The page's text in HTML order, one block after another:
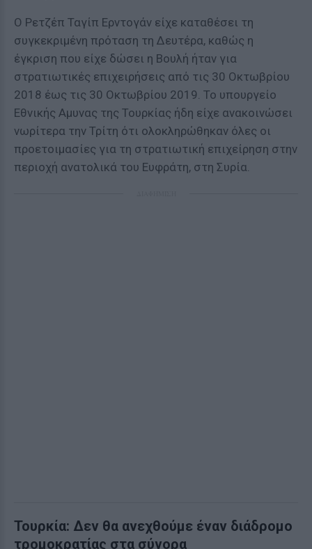
Ο Ρετζέπ Ταγίπ Ερντογάν είχε καταθέσει τη
συγκεκριμένη πρόταση τη Δευτέρα, καθώς η
έγκριση που είχε δώσει η Βουλή ήταν για
στρατιωτικές επιχειρήσεις από τις 30 Οκτωβρίου
2018 έως τις 30 Οκτωβρίου 2019. Το υπουργείο
Εθνικής Αμυνας της Τουρκίας ήδη είχε ανακοινώσει
νωρίτερα την Τρίτη ότι ολοκληρώθηκαν όλες οι
προετοιμασίες για τη στρατιωτική επιχείρηση στην
περιοχή ανατολικά του Ευφράτη, στη Συρία.
Τουρκία: Δεν θα ανεχθούμε έναν διάδρομο
τρομοκρατίας στα σύνορα